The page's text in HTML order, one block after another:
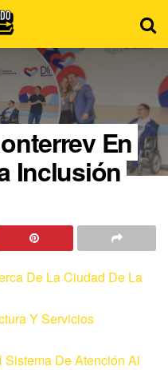
En
Inclusión
De La Ciudad De La
Y Servicios
Sistema De Atención Al